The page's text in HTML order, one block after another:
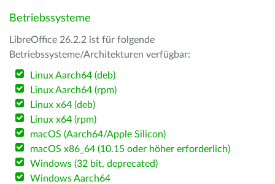
Betriebssysteme
LibreOffice 26.2.2 ist für folgende
Betriebssysteme/Architekturen verfügbar:
Linux Aarch64 (deb)
Linux Aarch64 (rpm)
Linux x64 (deb)
Linux x64 (rpm)
macOS (Aarch64/Apple Silicon)
macOS x86_64 (10.15 oder höher erforderlich)
Windows (32 bit, deprecated)
Windows Aarch64